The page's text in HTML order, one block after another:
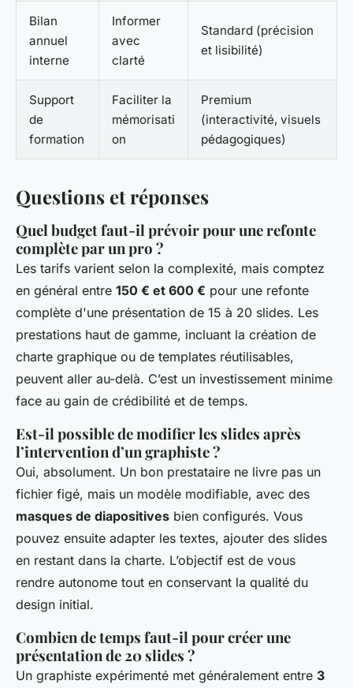
Bilan
annuel
interne
Informer
avec
clarté
Standard (précision
et lisibilité)
Support
de
formation
Faciliter la
mémorisati
on
Premium
(interactivité, visuels
pédagogiques)
Questions et réponses
Quel budget faut-il prévoir pour une refonte
complète par un pro ?
Les tarifs varient selon la complexité, mais comptez
en général entre 150 € et 600 € pour une refonte
complète d'une présentation de 15 à 20 slides. Les
prestations haut de gamme, incluant la création de
charte graphique ou de templates réutilisables,
peuvent aller au-delà. C’est un investissement minime
face au gain de crédibilité et de temps.
Est-il possible de modifier les slides après
l’intervention d’un graphiste ?
Oui, absolument. Un bon prestataire ne livre pas un
fichier figé, mais un modèle modifiable, avec des
masques de diapositives bien configurés. Vous
pouvez ensuite adapter les textes, ajouter des slides
en restant dans la charte. L’objectif est de vous
rendre autonome tout en conservant la qualité du
design initial.
Combien de temps faut-il pour créer une
présentation de 20 slides ?
Un graphiste expérimenté met généralement entre 3